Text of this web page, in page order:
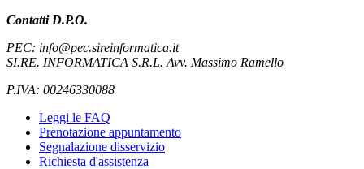
Contatti D.P.O.
PEC: info@pec.sireinformatica.it
SI.RE. INFORMATICA S.R.L. Avv. Massimo Ramello
P.IVA: 00246330088
Leggi le FAQ
Prenotazione appuntamento
Segnalazione disservizio
Richiesta d'assistenza